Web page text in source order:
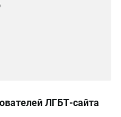
ЛГБТ-сайта